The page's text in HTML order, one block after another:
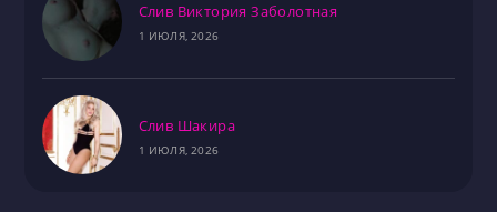
Слив Виктория Заболотная
1 ИЮЛЯ, 2026
Слив Шакира
1 ИЮЛЯ, 2026